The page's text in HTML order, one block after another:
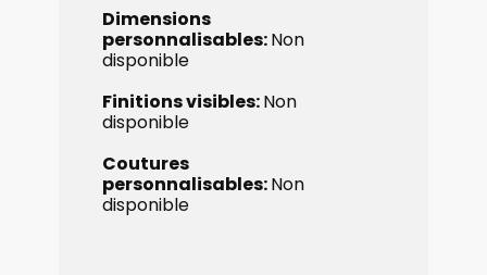
Dimensions ​
personnalisables:Non
disponible
Finitions visibles:Non
disponible
Coutures ​
personnalisables:Non
disponible